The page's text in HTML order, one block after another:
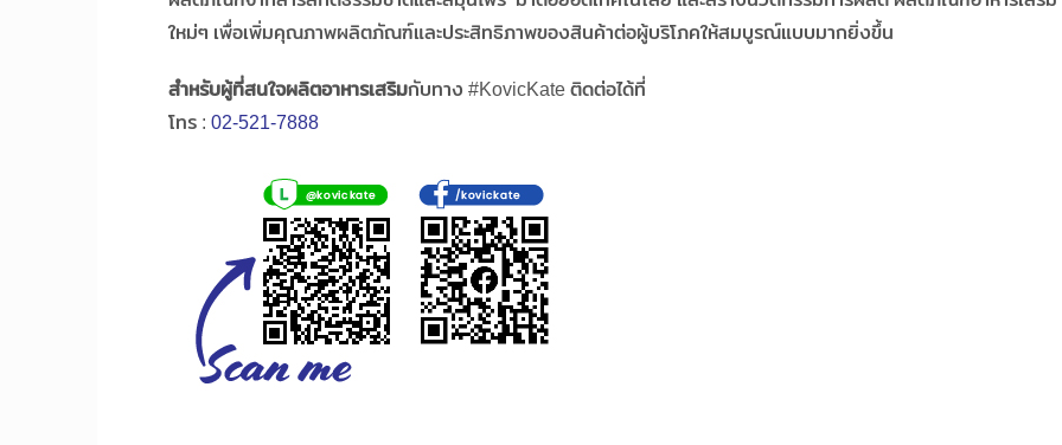
ใหม่ๆ เพื่อเพิ่มคุณภาพผลิตภัณฑ์และประสิทธิภาพของสินค้าต่อผู้บริโภคให้สมบูรณ์แบบมากยิ่งขึ้น
สำหรับผู้ที่สนใจผลิตอาหารเสริมกับทาง #KovicKate ติดต่อได้ที่
โทร : 02-521-7888